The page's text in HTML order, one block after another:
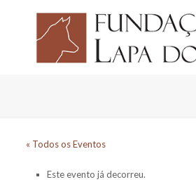
« Todos os Eventos
Este evento já decorreu.